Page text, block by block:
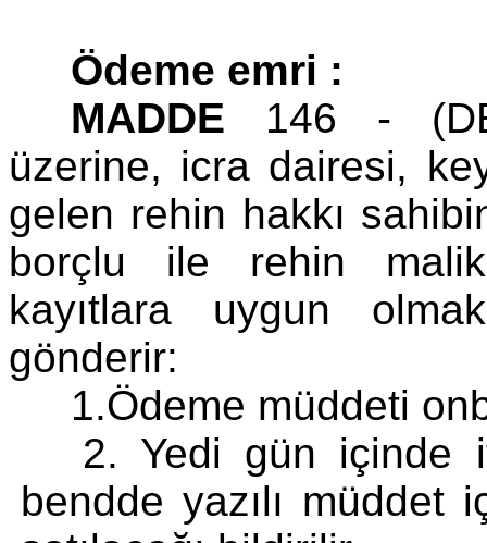
Ödeme emri :
MADDE 146 -
üzerine, icra dairesi,
gelen rehin hakkı
borçlu ile rehin
kayıtlara uygun
gönderir:
1.Ödeme müddeti
2. Yedi gün içinde
bendde yazılı müddet